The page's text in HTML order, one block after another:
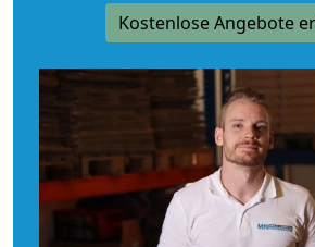
Kostenlose Angebote